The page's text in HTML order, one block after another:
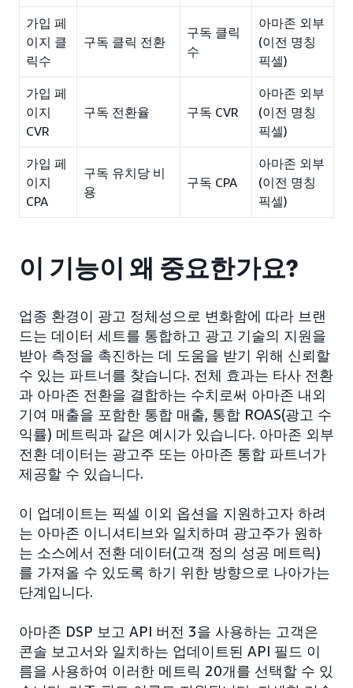
가입 페
이지 클
릭수
구독 클릭 전환
구독 클릭
수
아마존 외부
(이전 명칭
픽셀)
가입 페
이지
CVR
구독 전환율 구독 CVR
아마존 외부
(이전 명칭
픽셀)
가입 페
이지
CPA
구독 유치당 비
용
구독 CPA
아마존 외부
(이전 명칭
픽셀)
이 기능이 왜 중요한가요?
업종 환경이 광고 정체성으로 변화함에 따라 브랜
드는 데이터 세트를 통합하고 광고 기술의 지원을
받아 측정을 촉진하는 데 도움을 받기 위해 신뢰할
수 있는 파트너를 찾습니다. 전체 효과는 타사 전환
과 아마존 전환을 결합하는 수치로써 아마존 내외
기여 매출을 포함한 통합 매출, 통합 ROAS(광고 수
익률) 메트릭과 같은 예시가 있습니다. 아마존 외부
전환 데이터는 광고주 또는 아마존 통합 파트너가
제공할 수 있습니다.
이 업데이트는 픽셀 이외 옵션을 지원하고자 하려
는 아마존 이니셔티브와 일치하며 광고주가 원하
는 소스에서 전환 데이터(고객 정의 성공 메트릭)
를 가져올 수 있도록 하기 위한 방향으로 나아가는
단계입니다.
아마존 DSP 보고 API 버전 3을 사용하는 고객은
콘솔 보고서와 일치하는 업데이트된 API 필드 이
름을 사용하여 이러한 메트릭 20개를 선택할 수 있